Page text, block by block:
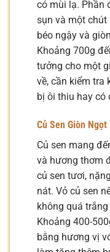
có mùi lạ. Phần
sụn và một chút
béo ngậy và
Khoảng 700g
tưởng cho một
về, cần kiểm tra
bị ôi thiu hay có
Củ Sen Giòn Ngọt
Củ sen mang
và hương thơm
củ sen tươi,
nát. Vỏ củ sen
không quá
Khoảng 400-
bằng hương vị